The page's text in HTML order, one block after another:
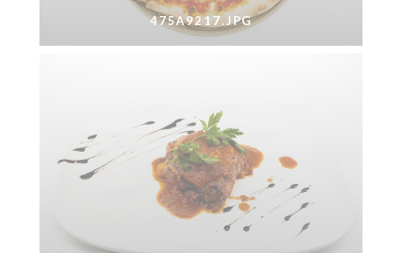
475A9217.JPG